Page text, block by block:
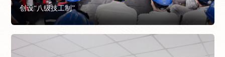
创设“八级技工制”